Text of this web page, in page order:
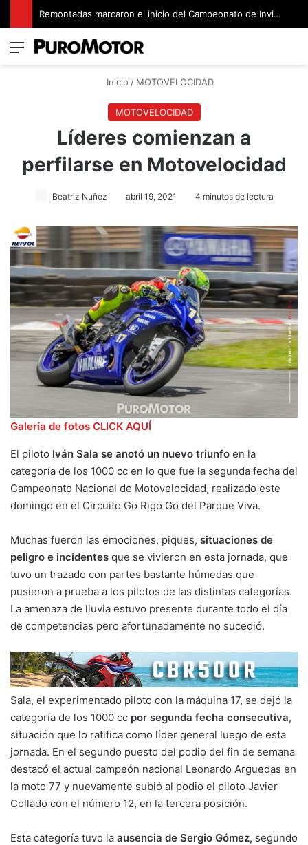
Remontadas marcaron el inicio del Campeonato de Invierno de Kartismo
Menú
Inicio / MOTOVELOCIDAD
MOTOVELOCIDAD
Líderes comienzan a
perfilarse en Motovelocidad
Beatriz Nuñez abril 19, 2021 4 minutos de lectura
Galería de fotos CLICK AQUÍ
El piloto Iván Sala se anotó un nuevo triunfo en la
categoría de los 1000 cc en lo que fue la segunda fecha del
Campeonato Nacional de Motovelocidad, realizado este
domingo en el Circuito Go Rigo Go del Parque Viva.
Muchas fueron las emociones, piques, situaciones de
peligro e incidentes que se vivieron en esta jornada, que
tuvo un trazado con partes bastante húmedas que
pusieron a prueba a los pilotos de las distintas categorías.
La amenaza de lluvia estuvo presente durante todo el día
de competencias pero afortunadamente no sucedió.
Sala, el experimentado piloto con la máquina 17, se dejó la
categoría de los 1000 cc por segunda fecha consecutiva,
situación que lo ratifica como líder general luego de esta
jornada. En el segundo puesto del podio del fin de semana
destacó el actual campeón nacional Leonardo Arguedas en
la moto 77 y nuevamente subió al podio el piloto Javier
Collado con el número 12, en la tercera posición.
Esta categoría tuvo la ausencia de Sergio Gómez, segundo